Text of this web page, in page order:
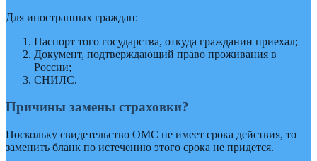
Для иностранных граждан:
Паспорт того государства, откуда гражданин приехал;
Документ, подтверждающий право проживания в
России;
СНИЛС.
Причины замены страховки?
Поскольку свидетельство ОМС не имеет срока действия, то
заменить бланк по истечению этого срока не придется.